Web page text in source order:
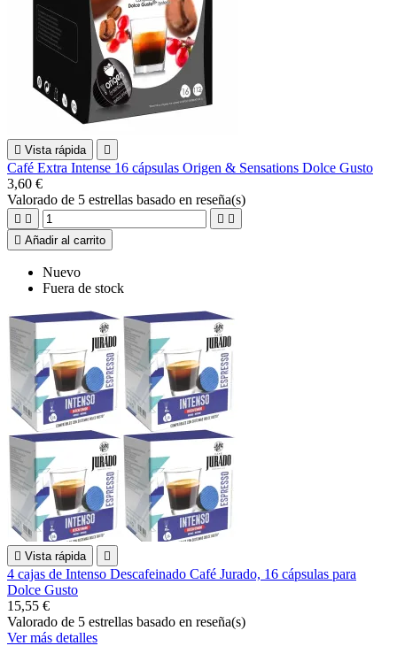
 Vista rápida 
Café Extra Intense 16 cápsulas Origen & Sensations Dolce Gusto
3,60 €
Valorado de 5 estrellas basado en reseña(s)
   
 Añadir al carrito
Nuevo
Fuera de stock
 Vista rápida 
4 cajas de Intenso Descafeinado Café Jurado, 16 cápsulas para
Dolce Gusto
15,55 €
Valorado de 5 estrellas basado en reseña(s)
Ver más detalles